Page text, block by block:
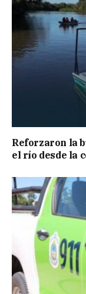
Reforzaron la
el río desde la